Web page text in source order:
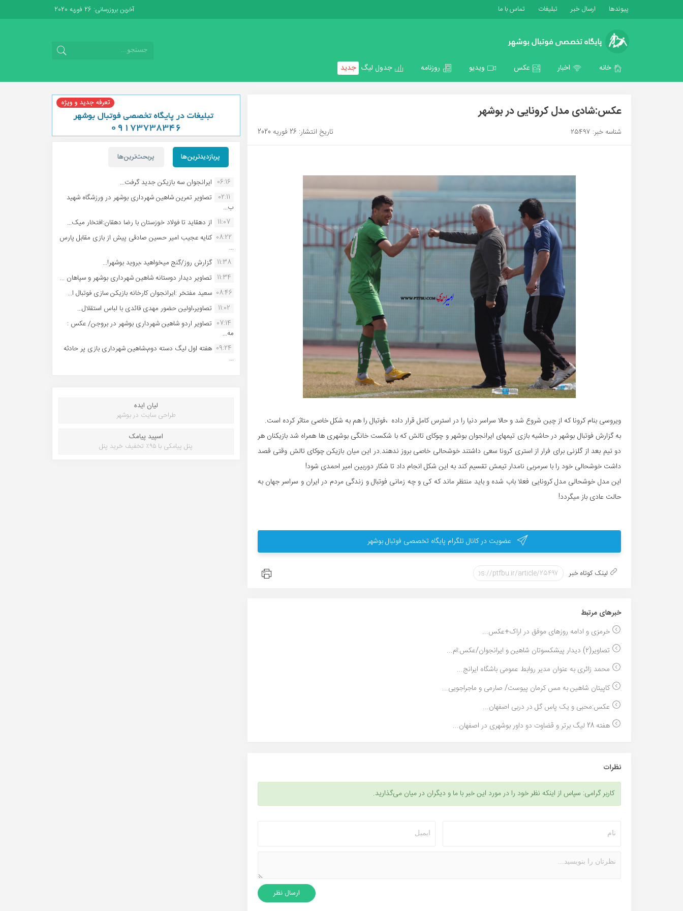
پیوندها ارسال خبر تبلیغات تماس با ما آخرین بروزرسانی: 26 فوریه 2020
خانه اخبار عکس ویدیو روزنامه جدول لیگ جدید
عکس:شادی مدل کرونایی در بوشهر
شناسه خبر: 25497 تاریخ انتشار: 26 فوریه 2020
ویروسی بنام کرونا که از چین شروع شد و حالا سراسر دنیا را در استرس کامل قرار داده ،فوتبال را هم به شکل خاصی متاثر کرده است.
به گزارش فوتبال بوشهر در حاشیه بازی تیمهای ایرانجوان بوشهر و چوکای تالش که با شکست خانگی بوشهری ها همراه شد بازیکنان هر
دو تیم بعد از گلزنی برای فرار از استری کرونا سعی داشتند خوشحالی خاصی بروز ندهند.در این میان بازیکن چوکای تالش وقتی قصد
داشت خوشحالی خود را با سرمربی نامدار تیمش تقسیم کند به این شکل انجام داد تا شکار دوربین امیر احمدی شود!
این مدل خوشحالی مدل کرونایی فعلا باب شده و باید منتظر ماند که کی و چه زمانی فوتبال و زندگی مردم در ایران و سراسر جهان به
حالت عادی باز میگردد!
عضویت در کانال تلگرام پایگاه تخصصی فوتبال بوشهر
لینک کوتاه خبر
خبر‌های مرتبط
خرمزی و ادامه روزهای موفق در اراک+عکس...
تصاویر(۲) دیدار پیشکسوتان شاهین و ایرانجوان/عکس:ام...
محمد زائری به عنوان مدیر روابط عمومی باشگاه ایرانج...
کاپیتان شاهین به مس کرمان پیوست/ صارمی و ماجراجویی...
عکس:محبی و یک پاس گل در دربی اصفهان...
هفته 28 لیگ برتر و قضاوت دو داور بوشهری در اصفهان...
نظرات
کاربر گرامی: سپاس از اینکه نظر خود را در مورد این خبر با ما و دیگران در میان می‌گذارید.
پربازدیدترین‌ها پربحث‌ترین‌ها
06:16 ایرانجوان سه بازیکن جدید گرفت...
02:11
تصاویر تمرین شاهین شهردارى بوشهر در ورزشگاه شهید
ب...
11:07 از دهقاید تا فولاد خوزستان با رضا دهقان:افتخار میک...
08:22 کنایه عجیب امیر حسین صادقی پیش از بازی مقابل پارس
...
11:38 گزارش روز/گنج میخواهید ،بروید بوشهر!...
11:34 تصاویر دیدار دوستانه شاهین شهردارى بوشهر و سپاهان ...
08:46 سعید مفتخر :ایرانجوان کارخانه بازیکن سازی فوتبال ا...
11:02
تصاویر،اولین حضور مهدی قائدی با لباس استقلال...
07:14 تصاویر اردو شاهین شهرداری بوشهر در بروجن/ عکس :
مه...
09:24 هفته اول لیگ دسته دوم،شاهین شهرداری بازی پر حادثه
...
لیان ایده
طراحی سایت در بوشهر
اسپید پیامک
پنل پیامکی با ۹۵٪ تخفیف خرید پنل